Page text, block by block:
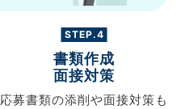
STEP.4
書類作成
面接対策
応募書類の添削や面接対策も